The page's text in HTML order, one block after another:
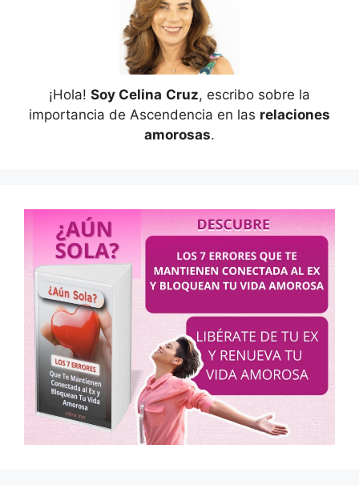
¡Hola! Soy Celina Cruz, escribo sobre la
importancia de Ascendencia en las relaciones
amorosas.